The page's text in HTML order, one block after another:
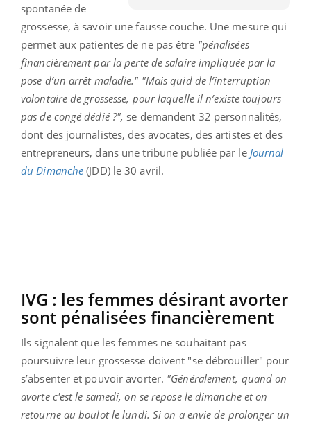
spontanée de
grossesse, à savoir une fausse couche. Une mesure qui
permet aux patientes de ne pas être "pénalisées
financièrement par la perte de salaire impliquée par la
pose d’un arrêt maladie." "Mais quid de l’interruption
volontaire de grossesse, pour laquelle il n’existe toujours
pas de congé dédié ?", se demandent 32 personnalités,
dont des journalistes, des avocates, des artistes et des
entrepreneurs, dans une tribune publiée par le Journal
du Dimanche (JDD) le 30 avril.
IVG : les femmes désirant avorter
sont pénalisées financièrement
Ils signalent que les femmes ne souhaitant pas
poursuivre leur grossesse doivent "se débrouiller" pour
s’absenter et pouvoir avorter. "Généralement, quand on
avorte c'est le samedi, on se repose le dimanche et on
retourne au boulot le lundi. Si on a envie de prolonger un